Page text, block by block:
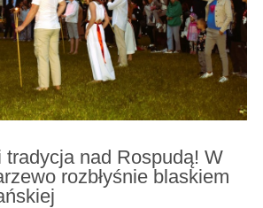
tradycja nad Rospudą! W
rozbłyśnie blaskiem